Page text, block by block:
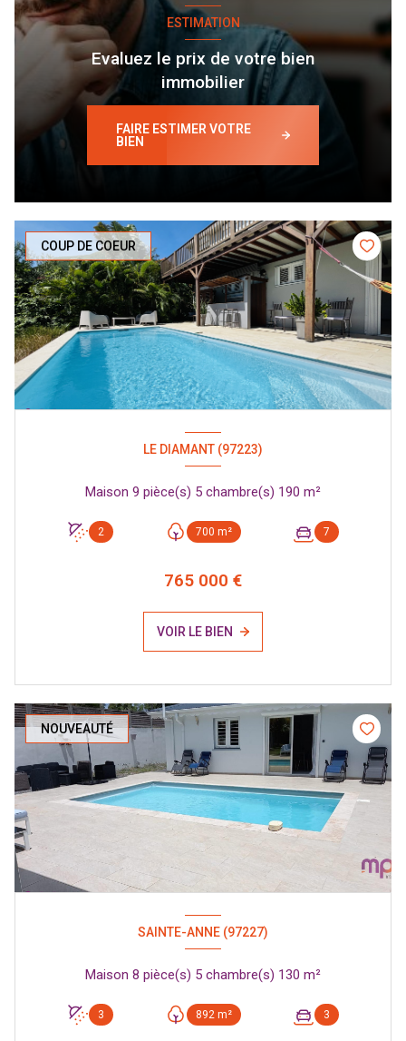
ESTIMATION
Evaluez le prix de votre bien
immobilier
FAIRE ESTIMER VOTRE
BIEN
COUP DE COEUR
LE DIAMANT (97223)
Maison 9 pièce(s) 5 chambre(s) 190 m²
2 700 m² 7
765 000 €
VOIR LE BIEN
NOUVEAUTÉ
SAINTE-ANNE (97227)
Maison 8 pièce(s) 5 chambre(s) 130 m²
3 892 m² 3